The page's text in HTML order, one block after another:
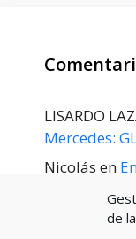
de
LISARDO
Mercedes:
Nicolás en
trasero para
principios